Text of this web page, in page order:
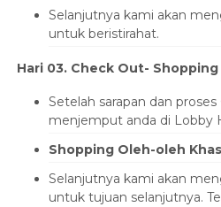
Selanjutnya kami akan
untuk beristirahat.
Hari 03. Check Out-
Setelah sarapan dan
menjemput anda di Lobby
Shopping Oleh-oleh
Selanjutnya kami akan
untuk tujuan selanjutnya.